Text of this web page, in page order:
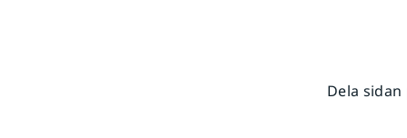
Dela sidan